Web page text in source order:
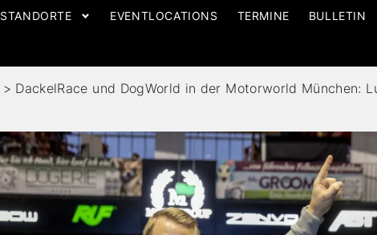
STANDORTE EVENTLOCATIONS TERMINE BULLETIN
> DackelRace und DogWorld in der Motorworld München: